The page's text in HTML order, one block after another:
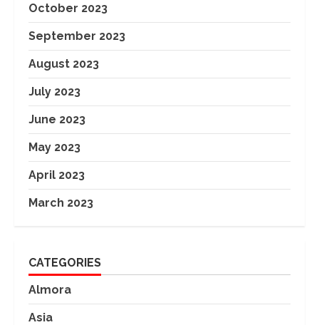
October 2023
September 2023
August 2023
July 2023
June 2023
May 2023
April 2023
March 2023
CATEGORIES
Almora
Asia